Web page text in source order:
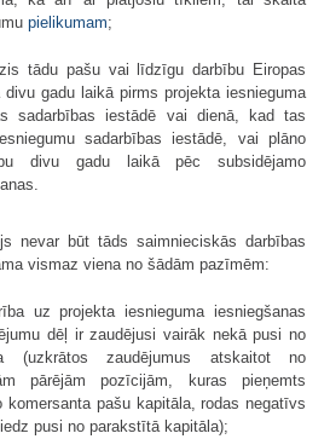
pielikumam;
tādu pašu vai līdzīgu darbību Eiropas
divu gadu laikā pirms projekta iesnieguma
sadarbības iestādē vai dienā, kad tas
sadarbības iestādē, vai plāno
divu gadu laikā pēc subsidējamo
nevar būt tāds saimnieciskās darbības
vismaz viena no šādām pazīmēm:
uz projekta iesnieguma iesniegšanas
dēļ ir zaudējusi vairāk nekā pusi no
(uzkrātos zaudējumus atskaitot no
pārējām pozīcijām, kuras pieņemts
pašu kapitāla, rodas negatīvs
pusi no parakstītā kapitāla);